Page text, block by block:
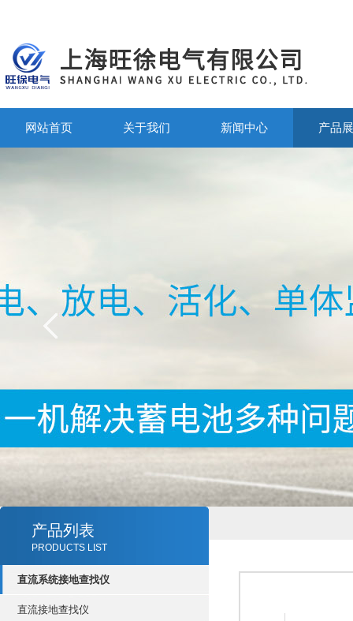
网站首页 关于我们 新闻中心 产品
产品列表
PRODUCTS LIST
直流系统接地查找仪
直流接地查找仪